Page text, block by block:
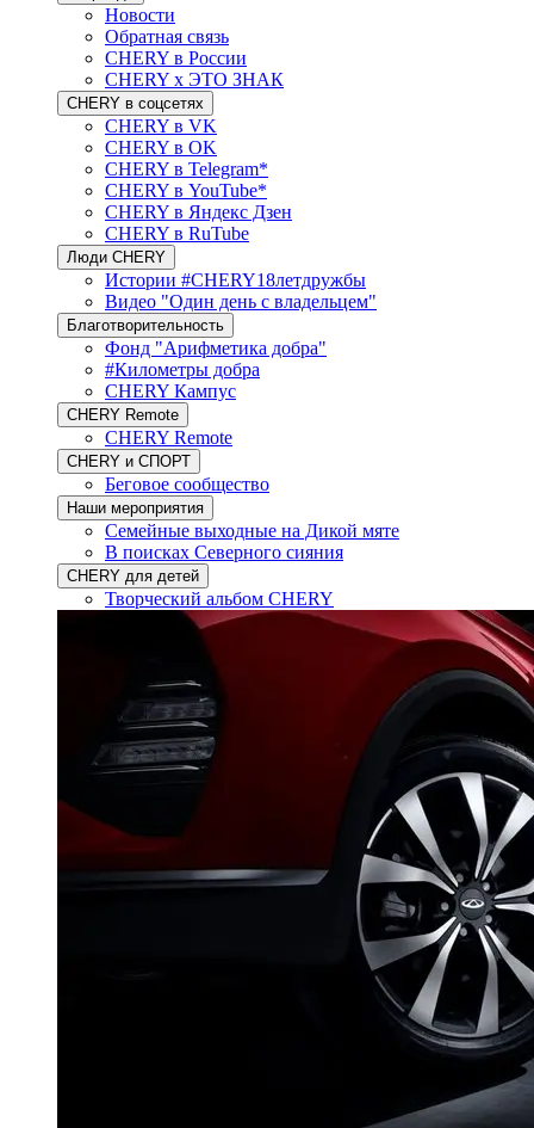
Новости
Обратная связь
CHERY в России
CHERY x ЭТО ЗНАК
CHERY в соцсетях
CHERY в VK
CHERY в OK
CHERY в Telegram*
CHERY в YouTube*
CHERY в Яндекс Дзен
CHERY в RuTube
Люди CHERY
Истории #CHERY18летдружбы
Видео "Один день с владельцем"
Благотворительность
Фонд "Арифметика добра"
#Километры добра
CHERY Кампус
CHERY Remote
CHERY Remote
CHERY и СПОРТ
Беговое сообщество
Наши мероприятия
Семейные выходные на Дикой мяте
В поисках Северного сияния
CHERY для детей
Творческий альбом CHERY